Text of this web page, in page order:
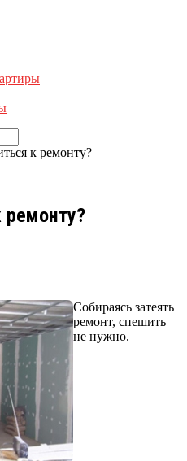
к ремонту?
ремонту?
Собираясь затеять
ремонт, спешить
не нужно.